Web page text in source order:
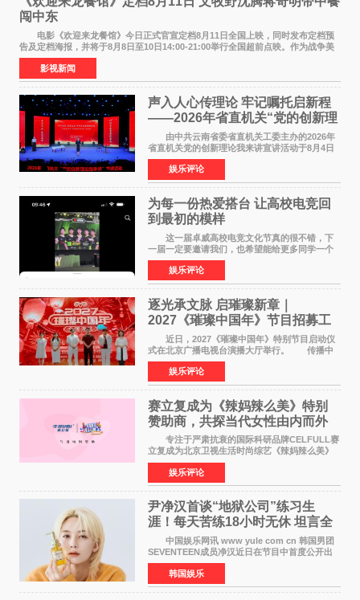
闯中东
电影《欢迎来龙餐馆》今日正式官宣定档8月11日全国上映，同时发布定档预
告及定档海报，并将于8月8日至10日14:00-21:00举行全国超前点映。作为战争美
食大片，影片讲述的是中国厨师徐福（沈腾
影视新闻
声入人心传理论 牢记嘱托启新程
——2026年省直机关“党的创新理
论我来讲”宣讲活动圆满落幕
由中共云南省委省直机关工委主办的2026年
省直机关党的创新理论我来讲宣讲活动于8月4日
至5日在昆明举办。活动以 "牢记嘱托 感恩奋进
开创云南发展新局面 "为主题，坚持以新时代中国
特色社会主义
娱乐评论
为每一份热爱搭台 让高校电竞回
到最初的模样
这一届卓威高校电竞文化节真的很不错，下
一届一定要邀请我们，也希望能给更多同学一个
来到现场的机会。 2026卓威高校电竞文化节
已经落下帷幕，在活动结束后，仍有不少高校电
竞社负责人和现
娱乐评论
逐光承文脉 启璀璨新章｜
2027《璀璨中国年》节目招募工
作圆满启动
近日，2027《璀璨中国年》特别节目启动仪
式在北京广播电视台演播大厅举行。 传播中
华优秀传统文化，弘扬纯正国风艺术，打造高规
格、高质感、正能量的文艺盛典，是璀璨中国年
矢志不渝的初心
娱乐评论
赛立复成为《辣妈辣么美》特别
赞助商，共探当代女性由内而外
活力美
专注于严肃抗衰的国际科研品牌CELFULL赛
立复成为北京卫视生活时尚综艺《辣妈辣么美》
的特别赞助商,明星辣妈袁咏仪倾情参与，向广大
都市女性传递健康生活新主张，寄语当代女性在
家庭与自我之间
娱乐评论
尹净汉首谈“地狱公司”练习生
涯！每天苦练18小时无休 坦言全
靠成员撑过来
中国娱乐网讯 www yule com cn 韩国男团
SEVENTEEN成员净汉近日在节目中首度公开出
道前的残酷练习生经历，并提及经纪公司Pledis
娱乐，引发广泛关注。 在8月2日播出的日本
TBS综艺节目《周
韩国娱乐